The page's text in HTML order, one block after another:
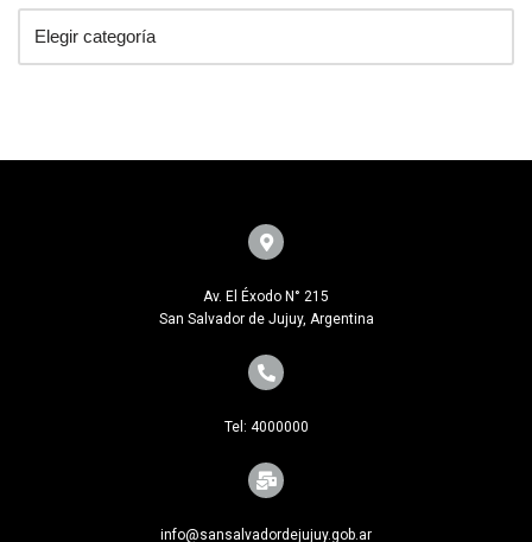
Av. El Éxodo N° 215
San Salvador de Jujuy, Argentina
Tel: 4000000
info@sansalvadordejujuy.gob.ar